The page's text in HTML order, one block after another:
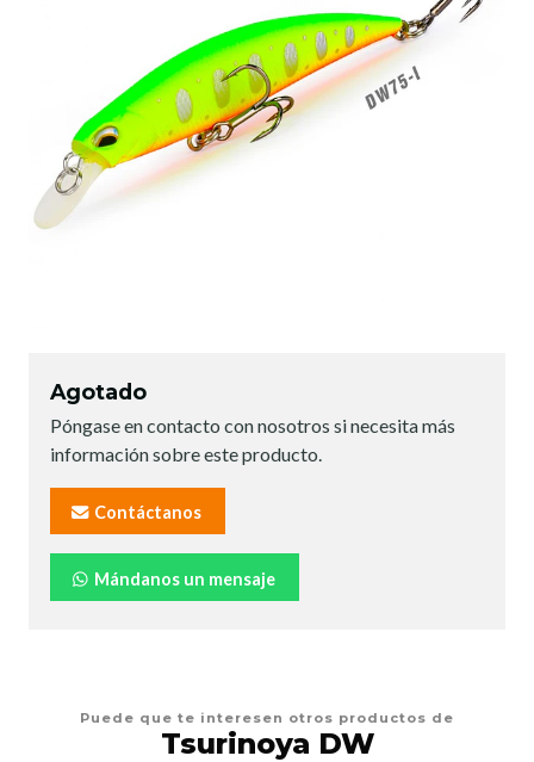
Agotado
Póngase en contacto con nosotros si necesita más
información sobre este producto.
Contáctanos
Mándanos un mensaje
Puede que te interesen otros productos de
Tsurinoya DW